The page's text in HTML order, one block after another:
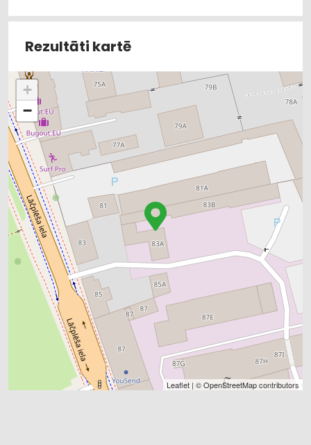
Rezultāti kartē
+
−
Leaflet | ©OpenStreetMapcontributors